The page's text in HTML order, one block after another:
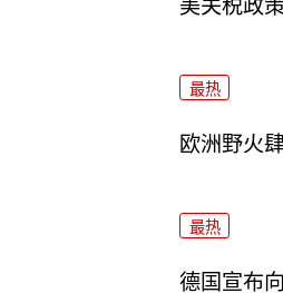
美关税政
最热
欧洲野火
最热
德国宣布